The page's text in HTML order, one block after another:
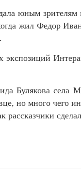
юным
жил Федор
Булякова
но много чего
рассказчики